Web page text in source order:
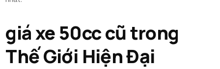
giá xe 50cc cũ trong
Thế Giới Hiện Đại